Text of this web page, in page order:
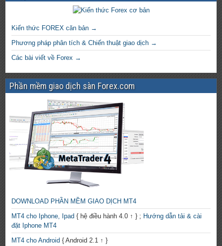
Kiến thức FOREX căn bản →
Phương pháp phân tích & Chiến thuật giao dịch →
Các bài viết về Forex →
Phần mềm giao dịch sàn Forex.com
DOWNLOAD PHẦN MỀM GIAO DỊCH MT4
MT4 cho Iphone, Ipad { hệ điều hành 4.0 ↑ } ; Hướng dẫn tải & cài
đặt Iphone MT4
MT4 cho Android { Android 2.1 ↑ }